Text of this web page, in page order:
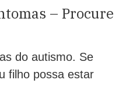
– Procure
do autismo. Se
filho possa estar